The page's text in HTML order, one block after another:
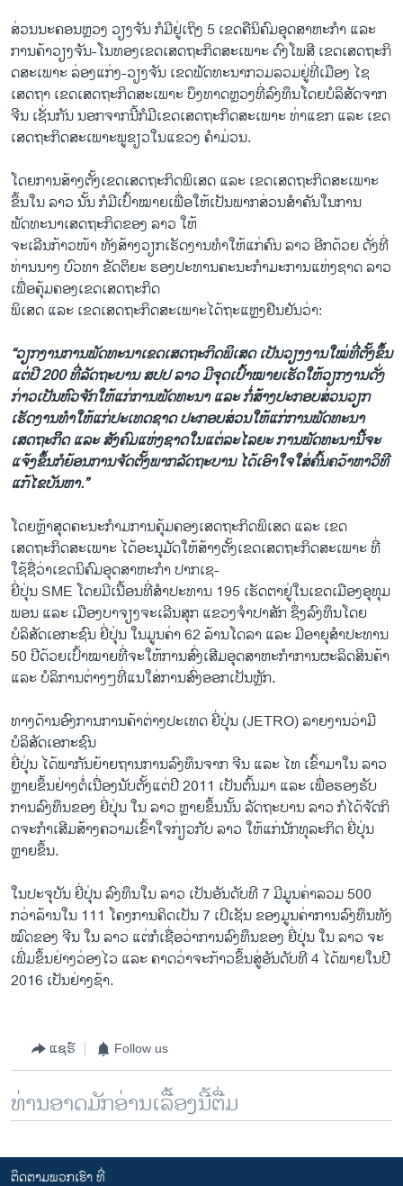
ສ່ວນ​ນະຄອນຫຼວງ ວຽງ​ຈັນ ກໍ​ມີ​ຢູ່​ເຖິງ 5 ​ເ​ຂດຄື​ນິຄົມ​ອຸດ​ສາ​ຫະກຳ ​ແລະ
ການ​ຄ້າ​ວຽງ​ຈັນ-​ໂນ​ທອງ​ເຂດ​ເສດຖະກິດ​ສະ​ເພາະ​ ດົງ​ໂພ​ສີ ​ເຂດ​ເສດຖະກິ​
ດສະ​ເພາະ ລ່ອງ​ແກ່​ງ-ວຽງ​ຈັນ ​ເຂດ​ພັດທະນາ​ກວມ​ລວມຢູ່​ທີ່​ເມືອງ ໄຊ​
ເສດ​ຖາ ​ເຂດ​ເສດຖະກິດ​ສະ​ເພາະ ບຶງ​ທາດຫຼວງ​ທີ່​ລົງທຶນ​ໂດຍ​ບໍລິສັດ​ຈາກ
ຈີນ ​ເຊັ່ນ​ກັນ ນອກຈາກ​ນີ້​ກໍ​ມີ​ເຂດ​ເສດຖະກິດ​ສະ​ເພາະ ທ່າ​ແຂກ ​ແລະ ​ເຂ​ດ​
ເສດຖະກິດ​ສະ​ເພາະ​ພູ​ຂຽວ​ໃນ​ແຂວງ ຄຳ​ມ່ວນ.
​ໂດຍ​ການ​ສ້າງ​ຕັ້ງເຂດ​ເສດ​ຖະກິ​ດພິ​ເສດ ​ແລະ ​ເຂດ​ເສດຖະກິ​ດສະ​ເພາະ
ຂຶ້ນ​ໃນ​ ລາວ ນັ້ນ ກໍ​ມີ​ເປົ້າໝາຍ​ເພື່ອ​ໃຫ້​ເປັນ​ພາກສ່ວນ​ສຳຄັນ​ໃນ​ການ​
ພັດທະນາ​ເສດຖະກິດ​ຂອງ ລາວ ​ໃຫ້​
ຈະ​ເລີ​ນກ້າວໜ້າ ທັງ​ສ້າງ​ວຽກ​ເຮັດ​ງານ​ທຳ​ໃຫ້ແກ່​ຄົນ ລາວ ອີກ​ດ້ວຍ ​ດັ່ງ​ທີ່​
ທ່ານນາງ ບົວ​ທາ ຂັດຕິຍະ ຮອງ​ປະທານ​ຄະນະ​ກຳມະການ​ແຫ່ງ​ຊາດ ລາວ
​ເພື່ອ​ຄຸ້ມ​ຄອງ​ເຂດ​ເສດຖະກິດ
​ພິ​ເສດ ​ແລະ ​ເ​ຂດ​ເສດຖະກິດ​ສ​ະ​ເພາະ​ໄດ້​ຖະ​ແຫຼ​ງຢືນຢັນ​ວ່າ:
“ວຽກງານ​ການ​ພັດທະນາ​ເ​ຂດ​ເສດຖະກິດ​ພິ​ເສດ ​ເປັນ​ວຽງ​ງານ​ໃໝ່​ທີ່​ຕັ້ງ​ຂຶ້ນ​
ແຕ່​ປີ 200 ທີ່​ລັດ​ຖະບານ ສປປ ລາວ ມີ​ຈຸດ​ເປົ້າ​ໝາຍ​ເຮັດ​ໃຫ້​ວຽກ​ງານ​ດັ່ງ
ກ່າວເປັນ​ຫົວ​ຈັກ​ໃຫ້​ແກ່​ການ​ພັດທະນາ ​ແລະ ກໍ່​ສ້າງ​ປະກອບສ່ວນ​ວຽກ​
ເຮັດ​ງານ​ທຳ​ໃຫ້​ແກ່​ປະ​ເທດ​ຊາດ ປະກອບສ່ວນ​ໃຫ້​ແກ່​ການ​ພັດ​ທະນາ​
ເສດຖະກິິ​ດ ​ແລະ ສັງຄົມ​ແຫ່ງ​ຊາດ​ໃນ​ແຕ່ລະ​ໄລ​ຍະ ກາ​ນພັດທະນາ​ນີ້​ຈະ​
ແຈ້ງ​ຂຶ້ນ​ກໍ​ຍ້ອນ​ການຈັດ​ຕັ້ງ​ພາກ​ລັດຖະບານ​ ​ໄດ້ເອົາ​ໃຈ​ໃສ່​ຄົ້ນຄວ້າ​ຫາ​ວິທີ​
ແກ້​ໄຂ​ບັນຫາ.”
​ໂດ​ຍຫຼ້າ​ສຸດ​ຄະນະ​ກຳມ​ການ​ຄຸ້ມ​ຄອງ​ເສດຖະກິດ​ພິ​ເສ​ດ ​ແລະ ​ເຂດ​
ເສດຖະກິດ​ສະ​ເພ​າະ ​ໄດ້​ອະນຸມັດໃຫ້​ສ້າງ​ຕັ້ງເຂດ​ເສດ​ຖະກິດສະ​ເພາະ ທີ່​
ໃຊ້​ຊື່ວ່າ​ເຂດ​ນິຄົມ​ອຸດ​ສາ​ຫະກຳ ​ປາ​ກ​ເຊ-
ຍີ່​ປຸ່ນ SME ​ໂດຍ​ມີ​ເນື້ອນທີ່​ສຳ​ປະທານ 195 ​ເຮັດ​ຕາ​ຢູ່​ໃນ​ເຂດ​ເມື​ອງອຸທຸມ​
ພອນ ​ແລະ ​ເມືອງ​ບາ​ຈຽງ​ຈະ​ເລີ​ນສຸກ ​ແຂວງຈຳ​ປາ​ສັກ ຊຶ່ງ​ລົງທຶນ​ໂດຍ
ບໍລິສັດ​ເອກ​ະຊົນ ຍີ່ປຸ່ນ ​ໃນ​ມູນ​ຄ່າ 62 ລ້ານ​ໂດ​ລາ ​ແລະ ມີ​ອາຍຸ​ສຳ​ປະທານ
50 ປີ​ດ້ວຍ​ເປົ້າ​ໝາຍທີ່​ຈະ​ໃຫ້ການ​ສົ່ງ​ເສີມ​ອຸດສາຫະກຳ​ການ​ຜະລິດ​ສິນຄ້າ
​ແລະ ບໍລິການ​ຕ່າງໆ​ທີ່​ແນ​ໃ​ສ່ການ​ສົ່ງ​ອອກ​ເປັນ​ຫຼັກ.
ທາງ​ດ້ານ​ອົງການ​ການ​ຄ້າ​ຕ່າງປະ​ເທດ ຍີ່​ປຸ່ນ (JETRO) ລາຍ​ງານ​ວ່າ​ມີ​
ບໍລິສັດ​ເອກະ​ຊົນ​
ຍີ່​ປຸ່ນ ​ໄດ້​ພາກັນ​ຍ້າຍ​ຖານ​ການ​ລົງທຶນຈາກ ຈີ​ນ ​ແລະ ​ໄທ ​ເຂົ້າ​ມາ​ໃນ ລາວ
ຫຼາຍ​ຂຶ້ນ​ຢ່າງ​ຕໍ່​ເນື່ອງ​ນັບ​ຕັ້ງແຕ່​ປີ 2011 ​ເປັນ​ຕົ້ນ​ມາ ​ແລະ ​ເພື່ອຮອງ​ຮັບ​
ການ​ລົງ​ທຶນ​ຂອງ ຍີ່​ປຸ່ນ ​ໃນ ລາວ ຫຼາຍ​ຂຶ້ນ​ນັ້ນ ລັດຖະບານ ລາວ ກໍ​ໄດ້​ຈັດ​ກິ​
ດຈະ​ກຳ​ເສີມ​ສ້າງ​ຄວາມ​ເຂົ້າ​ໃຈ​ກ່ຽວ​ກັບ ລາວ ​ໃຫ້​ແກ່​ນັກທຸລະກິ​ດ ຍີ່​ປຸ່ນ
ຫຼາຍ​ຂຶ້ນ.
​ໃນ​ປະຈຸ​ບັນ ຍີ່ປຸ່ນ ລົງທຶນ​ໃນ ລາວ ​ເປັນ​ອັນ​ດັບ​ທີ 7 ມີ​ມູນ​ຄ່າລວມ 500
ກວ່າ​ລ້ານ​ໃນ 111 ​ໂຄງການ​ຄິດ​ເປັນ 7 ​ເປີ​ເຊັນ ຂອງ​ມູນ​ຄ່າ​ກາ​ນລົງທຶນ​ທັງ​
ໝົດ​ຂອງ​ ຈີນ ​ໃນ​ ລາວ ​ແຕ່​ກໍ​ເຊື່ອ​ວ່າການ​ລົງທຶນ​ຂອງ ຍີ່​ປຸ່ນ ​ໃນ ລາວ ຈະ​
ເພີ່​ມຂຶ້ນ​ຢ່າງ​ວ່ອງ​ໄວ ​ແລະ ຄາດ​ວ່າ​ຈະ​ກ້າວ​ຂຶ້ນ​ສູ່​ອັນ​ດັບ​ທີ 4 ​ໄດ້​ພາຍ​ໃນ​ປີ
2016 ​ເປັນ​ຢ່າງ​ຊ້າ.
ແຊຣ໌ Follow us
ທ່ານອາດມັກອ່ານເລື້ອງນີ້ຕື່ມ
ຕິດຕາມພວກເຮົາ ທີ່